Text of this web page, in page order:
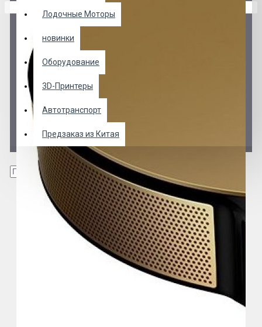
Лодочные Моторы
новинки
Оборудование
3D-Принтеры
Автотранспорт
Предзаказ из Китая